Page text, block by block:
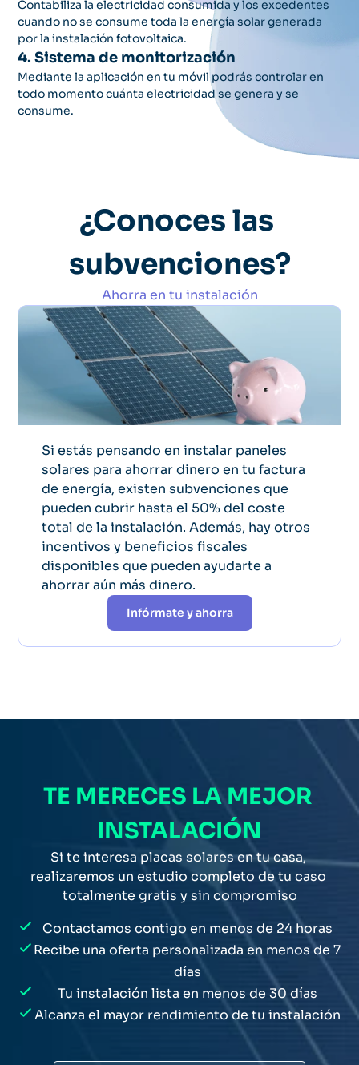
Contabiliza la electricidad consumida y los excedentes
cuando no se consume toda la energía solar generada
por la instalación fotovoltaica.
4. Sistema de monitorización
Mediante la aplicación en tu móvil podrás controlar en
todo momento cuánta electricidad se genera y se
consume.
¿Conoces las
subvenciones?
Ahorra en tu instalación
Si estás pensando en instalar paneles
solares para ahorrar dinero en tu factura
de energía, existen subvenciones que
pueden cubrir hasta el 50% del coste
total de la instalación. Además, hay otros
incentivos y beneficios fiscales
disponibles que pueden ayudarte a
ahorrar aún más dinero.
Infórmate y ahorra
TE MERECES LA MEJOR
INSTALACIÓN
Si te interesa placas solares en tu casa,
realizaremos un estudio completo de tu caso
totalmente gratis y sin compromiso
Contactamos contigo en menos de 24 horas
Recibe una oferta personalizada en menos de 7
días
Tu instalación lista en menos de 30 días
Alcanza el mayor rendimiento de tu instalación